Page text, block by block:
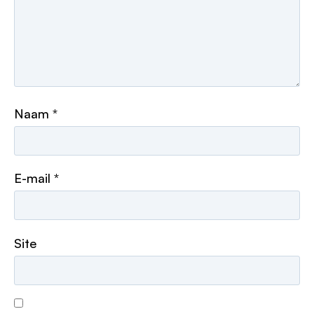
Naam *
E-mail *
Site